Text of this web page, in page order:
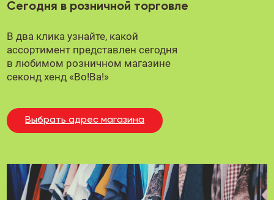
Сегодня в розничной торговле
В два клика узнайте, какой
ассортимент представлен сегодня
в любимом розничном магазине
секонд хенд «Во!Ва!»
Выбрать адрес магазина